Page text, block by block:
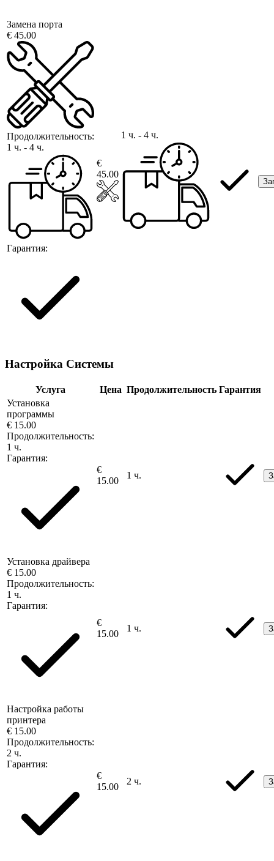
Замена порта
€ 45.00
Продолжительность:
1 ч. - 4 ч.
Гарантия:
€
45.00
1 ч. - 4 ч.
Настройка Системы
Услуга Цена Продолжительность Гарантия
Установка
программы
€ 15.00
Продолжительность:
1 ч.
Гарантия:
€
15.00
1 ч.
Установка драйвера
€ 15.00
Продолжительность:
1 ч.
Гарантия:
€
15.00
1 ч.
Настройка работы
принтера
€ 15.00
Продолжительность:
2 ч.
Гарантия:
€
15.00
2 ч.